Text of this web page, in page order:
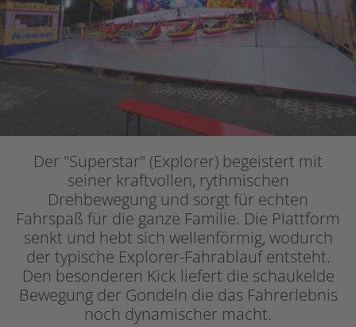
Der "Superstar" (Explorer) begeistert mit
seiner kraftvollen, rythmischen
Drehbewegung und sorgt für echten
Fahrspaß für die ganze Familie. Die Plattform
senkt und hebt sich wellenförmig, wodurch
der typische Explorer-Fahrablauf entsteht.
Den besonderen Kick liefert die schaukelde
Bewegung der Gondeln die das Fahrerlebnis
noch dynamischer macht.